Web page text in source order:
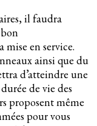
il faudra
en service.
ainsi que du
d’atteindre une
de vie des
proposent même
pour vous